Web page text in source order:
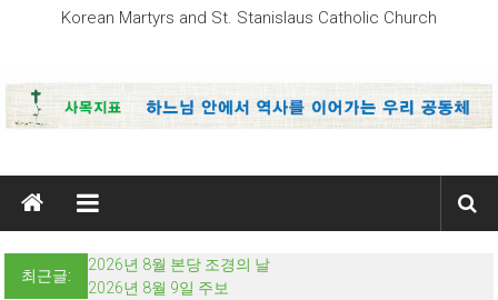
Korean Martyrs and St. Stanislaus Catholic Church
최근글:
2026년 8월 본당 조경의 날
2026년 8월 9일 주보